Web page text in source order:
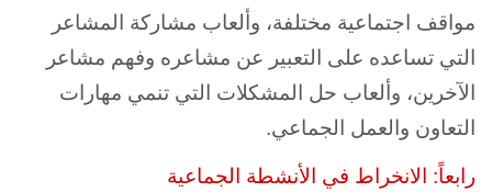
مواقف اجتماعية مختلفة، وألعاب مشاركة المشاعر
التي تساعده على التعبير عن مشاعره وفهم مشاعر
الآخرين، وألعاب حل المشكلات التي تنمي مهارات
التعاون والعمل الجماعي.
رابعاً: الانخراط في الأنشطة الجماعية